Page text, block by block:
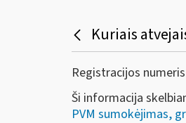
Kuriais
Registracijos
Ši informacija
PVM sumokėjimas,